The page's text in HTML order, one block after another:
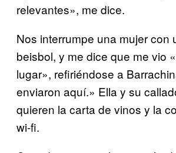
relevantes», me dice.
Nos interrumpe una mujer con
beisbol, y me dice que me vio
lugar», refiriéndose a
enviaron aquí.» Ella y su
quieren la carta de vinos y la
wi-fi.